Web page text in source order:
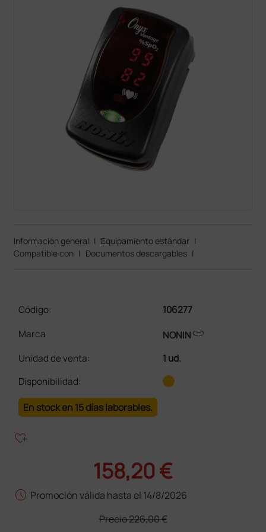
Información general | Equipamiento estándar |
Compatible con | Documentos descargables |
Código:
106277
Marca
NONINlink
Unidad de venta:
1 ud.
Disponibilidad:
En stock en 15 días laborables.
heart_plus
158,20 €
schedule Promoción válida hasta el 14/8/2026
Precio226,00 €